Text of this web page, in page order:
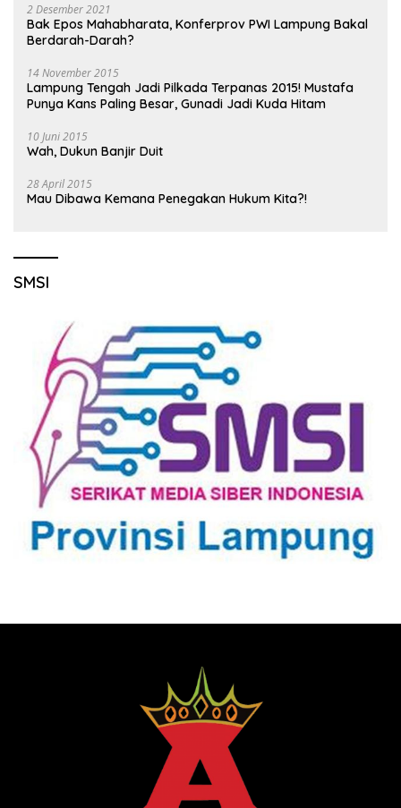
2 Desember 2021
Bak Epos Mahabharata, Konferprov PWI Lampung Bakal
Berdarah-Darah?
14 November 2015
Lampung Tengah Jadi Pilkada Terpanas 2015! Mustafa
Punya Kans Paling Besar, Gunadi Jadi Kuda Hitam
10 Juni 2015
Wah, Dukun Banjir Duit
28 April 2015
Mau Dibawa Kemana Penegakan Hukum Kita?!
SMSI